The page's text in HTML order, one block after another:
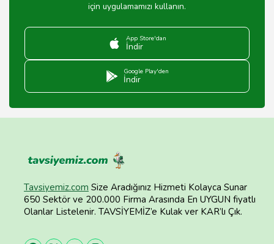
için uygulamamızı kullanın.
App Store'dan
İndir
Google Play'den
İndir
Tavsiyemiz.com Size Aradığınız Hizmeti Kolayca Sunar
650 Sektör ve 200.000 Firma Arasında En UYGUN fiyatlı
Olanlar Listelenir. TAVSİYEMİZ’e Kulak ver KAR’lı Çık.